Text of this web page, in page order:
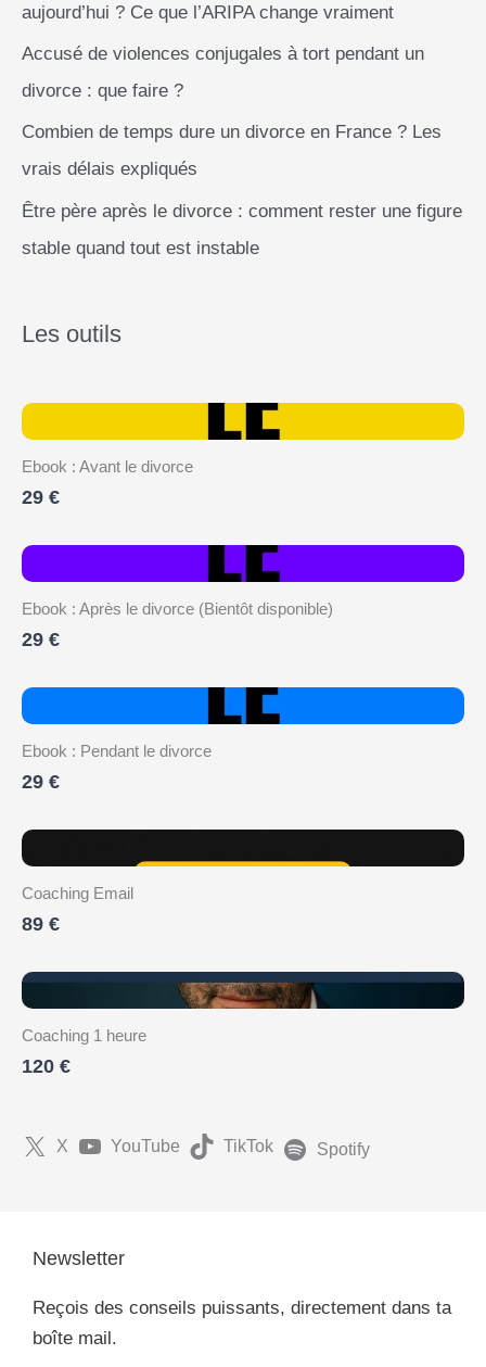
aujourd’hui ? Ce que l’ARIPA change vraiment
Accusé de violences conjugales à tort pendant un
divorce : que faire ?
Combien de temps dure un divorce en France ? Les
vrais délais expliqués
Être père après le divorce : comment rester une figure
stable quand tout est instable
Les outils
Ebook : Avant le divorce
29 €
Ebook : Après le divorce (Bientôt disponible)
29 €
Ebook : Pendant le divorce
29 €
Coaching Email
89 €
Coaching 1 heure
120 €
X YouTube TikTok Spotify
Newsletter
Reçois des conseils puissants, directement dans ta
boîte mail.